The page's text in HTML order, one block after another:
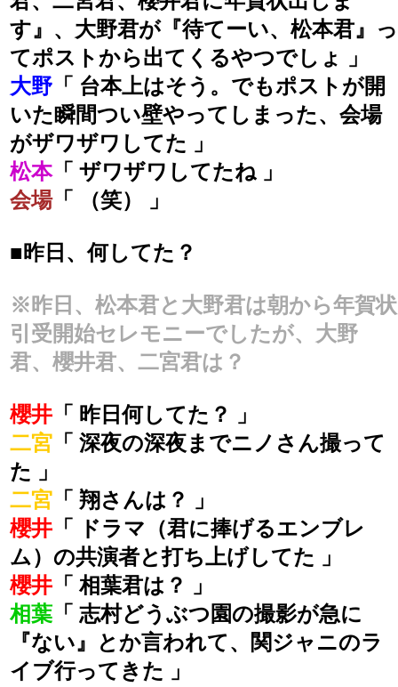
す』、大野君が『待てーい、松本君』っ
てポストから出てくるやつでしょ 」
大野 「 台本上はそう。でもポストが開
いた瞬間つい壁やってしまった、会場
がザワザワしてた 」
松本「 ザワザワしてたね 」
会場「 （笑） 」
■昨日、何してた？
※昨日、松本君と大野君は朝から年賀状
引受開始セレモニーでしたが、大野
君、櫻井君、二宮君は？
櫻井 「 昨日何してた？ 」
二宮 「 深夜の深夜までニノさん撮って
た 」
二宮 「 翔さんは？ 」
櫻井 「 ドラマ（君に捧げるエンブレ
ム）の共演者と打ち上げしてた 」
櫻井 「 相葉君は？ 」
相葉 「 志村どうぶつ園の撮影が急に
『ない』とか言われて、関ジャニのラ
イブ行ってきた 」